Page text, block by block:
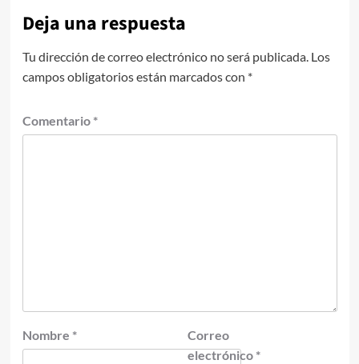
Deja una respuesta
Tu dirección de correo electrónico no será publicada. Los
campos obligatorios están marcados con *
Comentario *
Nombre *
Correo
electrónico *